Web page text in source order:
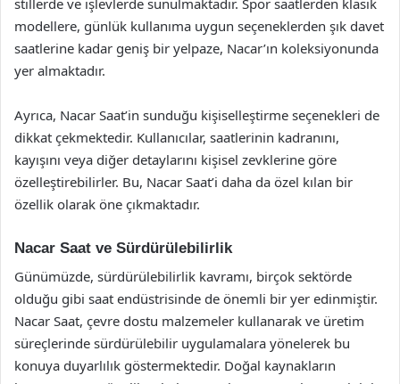
modellere, günlük kullanıma uygun seçeneklerden şık davet
saatlerine kadar geniş bir yelpaze, Nacar’ın koleksiyonunda
yer almaktadır.
Ayrıca, Nacar Saat’in sunduğu kişiselleştirme seçenekleri de
dikkat çekmektedir. Kullanıcılar, saatlerinin kadranını,
kayışını veya diğer detaylarını kişisel zevklerine göre
özelleştirebilirler. Bu, Nacar Saat’i daha da özel kılan bir
özellik olarak öne çıkmaktadır.
Nacar Saat ve Sürdürülebilirlik
Günümüzde, sürdürülebilirlik kavramı, birçok sektörde
olduğu gibi saat endüstrisinde de önemli bir yer edinmiştir.
Nacar Saat, çevre dostu malzemeler kullanarak ve üretim
süreçlerinde sürdürülebilir uygulamalara yönelerek bu
konuya duyarlılık göstermektedir. Doğal kaynakların